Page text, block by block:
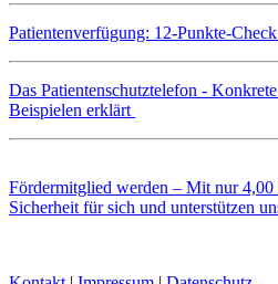
Patientenverfügung: 12-Punkte-Check
Das Patientenschutztelefon -
Beispielen erklärt
Fördermitglied werden – Mit nur
Sicherheit für sich und unterstützen